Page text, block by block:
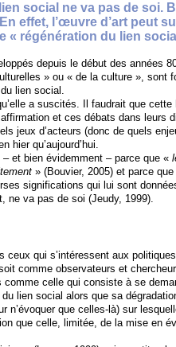
social ne va pas de soi.
effet, l’œuvre d’art peut
« régénération du lien
depuis le début des années
» ou « de la culture », sont
lien social.
a suscités. Il faudrait que
et ces débats dans leurs
jeux d’acteurs (donc de quels
hier qu’aujourd’hui.
– et bien évidemment – parce que «
» (Bouvier, 2005) et parce que
significations qui lui sont
ne va pas de soi (Jeudy, 1999).
qui s’intéressent aux
comme observateurs et
celle qui consiste à se
lien social alors que sa
n’évoquer que celles-là) sur
que celle, limitée, de la mise en